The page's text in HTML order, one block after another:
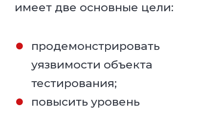
имеет две основные цели:
продемонстрировать
уязвимости объекта
тестирования;
повысить уровень